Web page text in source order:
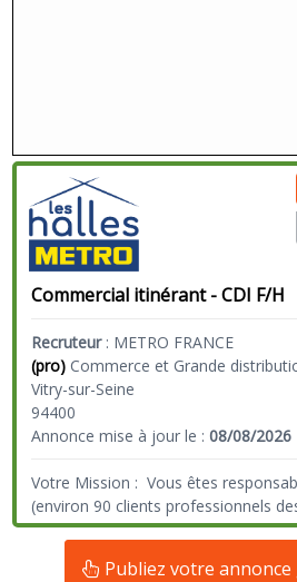
Commercial itinérant - CDI F/H
Recruteur: METRO FRANCE
(pro) Commerce et Grande
Vitry-sur-Seine
94400
Annonce mise à jour le :08/08/2026
Votre Mission : Vous êtes
(environ 90 clients professionnels
Publiez votre